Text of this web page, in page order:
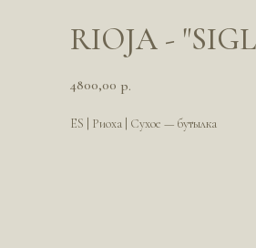
RIOJA -
4800,00 р.
ES | Риоха | Сухое — бутылка